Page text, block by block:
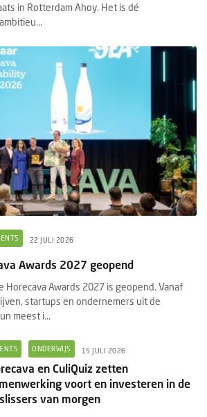
in Rotterdam Ahoy. Het is dé
22 JULI 2026
Awards 2027 geopend
Horecava Awards 2027 is geopend. Vanaf
startups en ondernemers uit de
meest i...
ONDERWIJS 15 JULI 2026
en CuliQuiz zetten
voort en investeren in de
van morgen